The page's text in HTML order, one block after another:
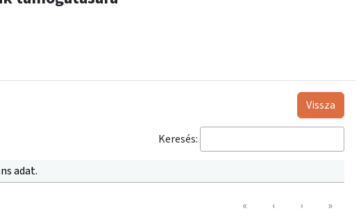
Vissza
Keresés:
adat.
« ‹ › »